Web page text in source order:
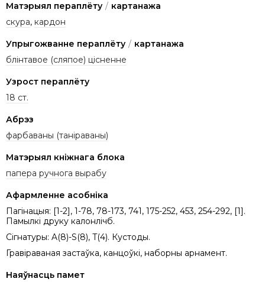
Матэрыял пераплёту / картанажа
скура, кардон
Упрыгожванне пераплёту / картанажа
блінтавое (сляпое) цісненне
Узрост пераплёту
18 ст.
Абрэз
фарбаваны (таніраваны)
Матэрыял кніжнага блока
папера ручнога вырабу
Афармленне асобніка
Пагінацыя: [1-2], 1-78, 78-173, 741, 175-252, 453, 254-292, [1].
Памылкі друку калонлічб.
Сігнатуры: A(8)-S(8), T(4). Кустоды.
Гравіраваная застаўка, канцоўкі, наборны арнамент.
Наяўнасць памет